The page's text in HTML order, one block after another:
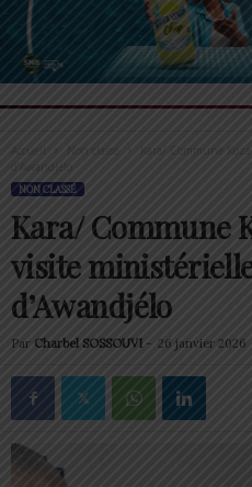
Accueil
Kara/ Commune
d’Awandjélo
NON CLASSÉ
Kara/ Commune
visite
d’Awandjélo
Par Charbel SOSSOUVI - 26 janvier 2026